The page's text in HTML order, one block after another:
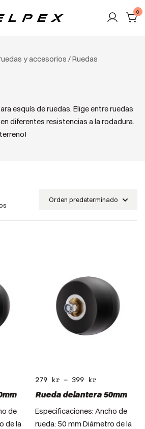
0
y accesorios / Ruedas
esquís de ruedas. Elige entre ruedas
diferentes resistencias a la rodadura.
de
de la
279 kr– 399 kr
Rueda delantera 50mm
Especificaciones: Ancho de
rueda: 50 mm Diámetro de la